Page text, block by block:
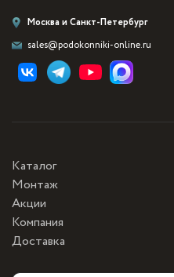
Москва и Санкт-Петербург
sales@podokonniki-online.ru
Каталог
Монтаж
Акции
Компания
Доставка